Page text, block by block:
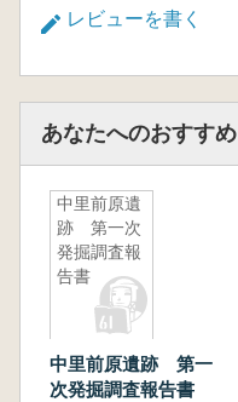
レビューを書く
あなたへのおすすめ
中里前原遺
跡 第一次
発掘調査報
告書
中里前原遺跡 第一
次発掘調査報告書